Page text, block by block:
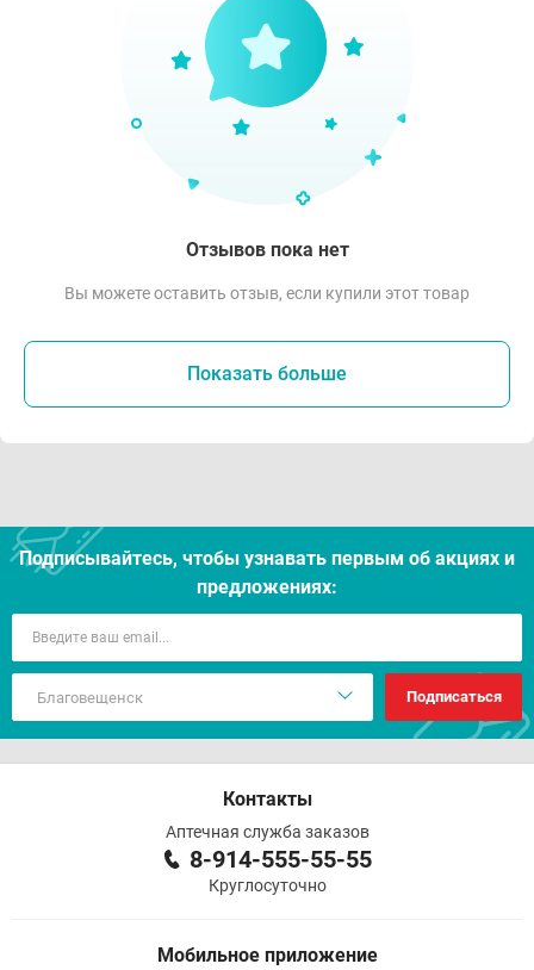
Отзывов пока нет
Вы можете оставить отзыв, если купили этот товар
Показать больше
Подписывайтесь, чтобы узнавать первым об акцияx и
предложениях:
Подписаться
Контакты
Аптечная служба заказов
8-914-555-55-55
Круглосуточно
Мобильное приложение